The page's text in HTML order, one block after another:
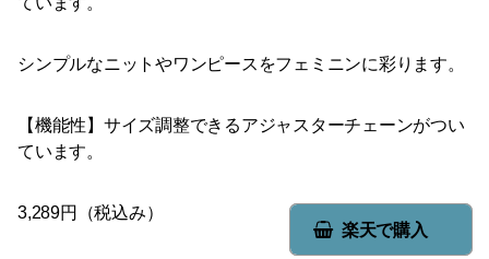
シンプルなニットやワンピースをフェミニンに彩ります。
【機能性】サイズ調整できるアジャスターチェーンがつい
ています。
楽天で購入
3,289円（税込み）